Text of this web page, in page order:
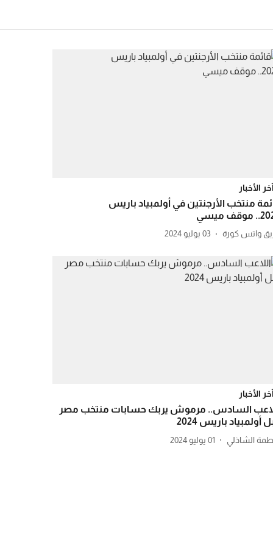
آخر الأخبار
منتخب الأرجنتين في أولمبياد باريس
ميسي
واتس كورة 03 يوليو 2024
آخر الأخبار
السادس.. مرموش يربك حسابات منتخب مصر
أولمبياد باريس 2024
الشاذلي 01 يوليو 2024